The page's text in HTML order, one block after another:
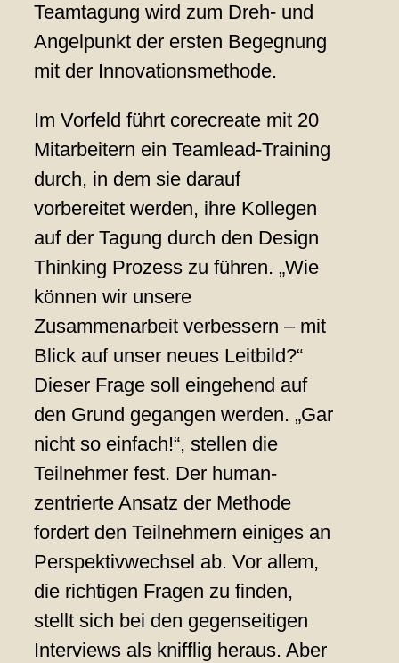
Teamtagung wird zum Dreh- und
Angelpunkt der ersten Begegnung
mit der Innovationsmethode.
Im Vorfeld führt corecreate mit 20
Mitarbeitern ein Teamlead-Training
durch, in dem sie darauf
vorbereitet werden, ihre Kollegen
auf der Tagung durch den Design
Thinking Prozess zu führen. „Wie
können wir unsere
Zusammenarbeit verbessern – mit
Blick auf unser neues Leitbild?“
Dieser Frage soll eingehend auf
den Grund gegangen werden. „Gar
nicht so einfach!“, stellen die
Teilnehmer fest. Der human-
zentrierte Ansatz der Methode
fordert den Teilnehmern einiges an
Perspektivwechsel ab. Vor allem,
die richtigen Fragen zu finden,
stellt sich bei den gegenseitigen
Interviews als knifflig heraus. Aber